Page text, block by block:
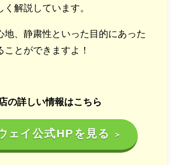
解説しています。
地、静粛性といった目的にあった
ことができますよ！
の詳しい情報はこちら
ェイ公式HPを見る ＞